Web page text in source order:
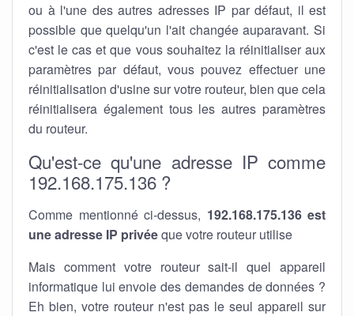
ou à l'une des autres adresses IP par défaut, il est
possible que quelqu'un l'ait changée auparavant. Si
c'est le cas et que vous souhaitez la réinitialiser aux
paramètres par défaut, vous pouvez effectuer une
réinitialisation d'usine sur votre routeur, bien que cela
réinitialisera également tous les autres paramètres
du routeur.
Qu'est-ce qu'une adresse IP comme
192.168.175.136 ?
Comme mentionné ci-dessus, 192.168.175.136 est
une adresse IP privéeque votre routeur utilise
Mais comment votre routeur sait-il quel appareil
informatique lui envoie des demandes de données ?
Eh bien, votre routeur n'est pas le seul appareil sur